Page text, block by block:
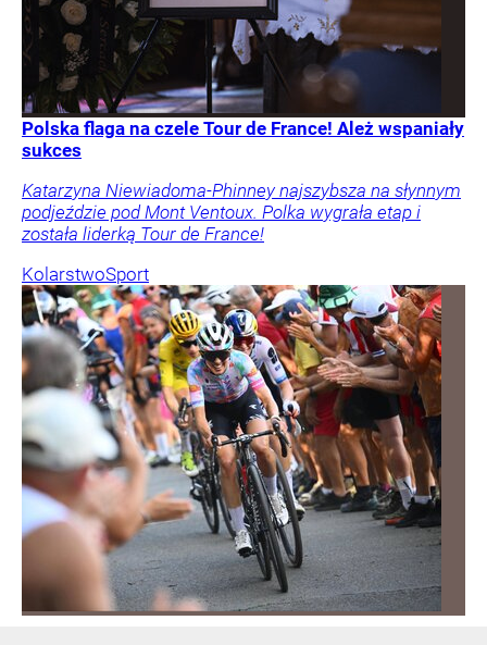
Polska flaga na czele Tour de France! Ależ wspaniały
sukces
Katarzyna Niewiadoma-Phinney najszybsza na słynnym
podjeździe pod Mont Ventoux. Polka wygrała etap i
została liderką Tour de France!
KolarstwoSport